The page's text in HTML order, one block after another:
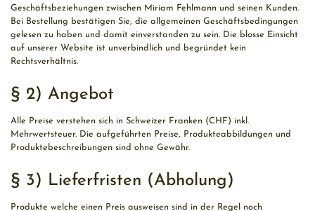
Geschäftsbeziehungen zwischen Miriam Fehlmann und seinen Kunden.
Bei Bestellung bestätigen Sie, die allgemeinen Geschäftsbedingungen
gelesen zu haben und damit einverstanden zu sein. Die blosse Einsicht
auf unserer Website ist unverbindlich und begründet kein
Rechtsverhältnis.
§ 2) Angebot
Alle Preise verstehen sich in Schweizer Franken (CHF) inkl.
Mehrwertsteuer. Die aufgeführten Preise, Produkteabbildungen und
Produktebeschreibungen sind ohne Gewähr.
§ 3) Lieferfristen (Abholung)
Produkte welche einen Preis ausweisen sind in der Regel noch